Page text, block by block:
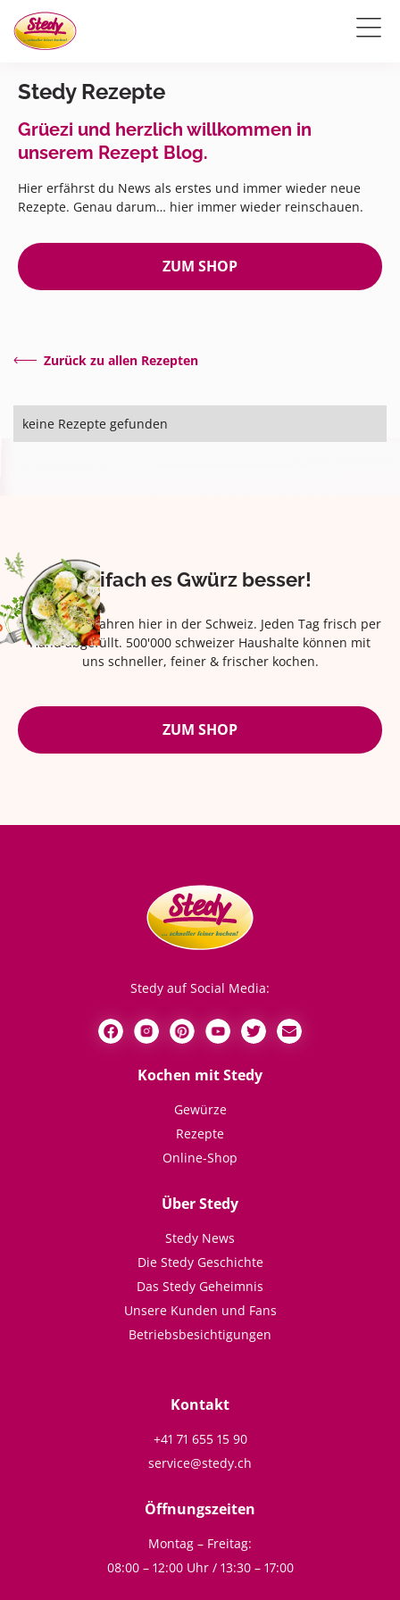
Stedy Rezepte
Grüezi und herzlich willkommen in
unserem Rezept Blog.
Hier erfährst du News als erstes und immer wieder neue
Rezepte. Genau darum… hier immer wieder reinschauen.
ZUM SHOP
Zurück zu allen Rezepten
keine Rezepte gefunden
Eifach es Gwürz besser!
Seit über 42 Jahren hier in der Schweiz. Jeden Tag frisch per
Hand abgefüllt. 500'000 schweizer Haushalte können mit
uns schneller, feiner & frischer kochen.
ZUM SHOP
Stedy auf Social Media:
Kochen mit Stedy
Gewürze
Rezepte
Online-Shop
Über Stedy
Stedy News
Die Stedy Geschichte
Das Stedy Geheimnis
Unsere Kunden und Fans
Betriebsbesichtigungen
Kontakt
+41 71 655 15 90
service@stedy.ch
Öffnungszeiten
Montag – Freitag:
08:00 – 12:00 Uhr / 13:30 – 17:00